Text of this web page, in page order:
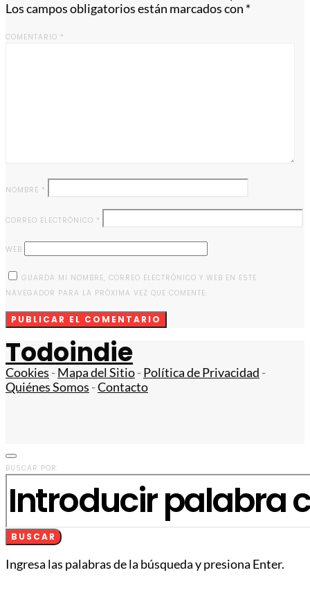
Los campos obligatorios están marcados con *
COMENTARIO *
NOMBRE *
CORREO ELECTRÓNICO *
WEB
GUARDA MI NOMBRE, CORREO ELECTRÓNICO Y WEB EN ESTE
NAVEGADOR PARA LA PRÓXIMA VEZ QUE COMENTE.
Todoindie
Cookies -Mapa del Sitio-Política de Privacidad -
Quiénes Somos -Contacto
BUSCAR POR:
BUSCAR
Ingresa las palabras de la búsqueda y presiona Enter.